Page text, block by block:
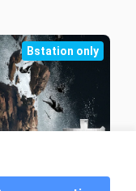
Bstation only
Penjuru